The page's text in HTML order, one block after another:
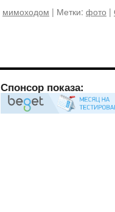
мимоходом | Метки: фото |
Спонсор показа: